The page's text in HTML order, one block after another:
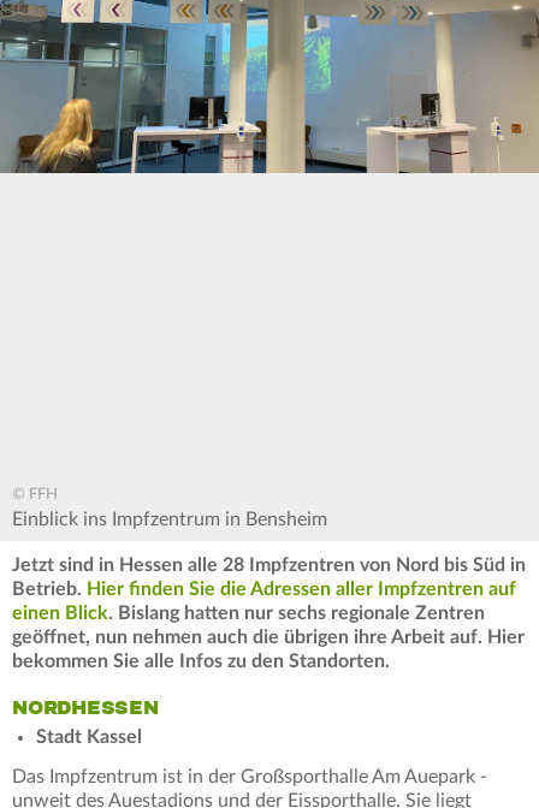
© FFH
Einblick ins Impfzentrum in Bensheim
Jetzt sind in Hessen alle 28 Impfzentren von Nord bis Süd in
Betrieb. Hier finden Sie die Adressen aller Impfzentren auf
einen Blick. Bislang hatten nur sechs regionale Zentren
geöffnet, nun nehmen auch die übrigen ihre Arbeit auf. Hier
bekommen Sie alle Infos zu den Standorten.
NORDHESSEN
Stadt Kassel
Das Impfzentrum ist in der Großsporthalle Am Auepark -
unweit des Auestadions und der Eissporthalle. Sie liegt